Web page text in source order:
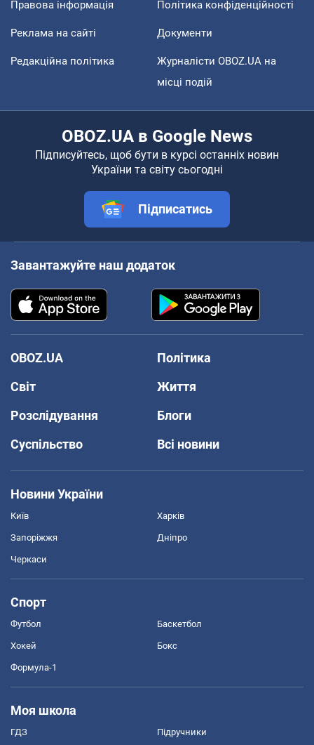
Правова інформація Політика конфіденційності
Реклама на сайті Документи
Редакційна політика
Журналісти OBOZ.UA на
місці подій
OBOZ.UA в Google News
Підписуйтесь, щоб бути в курсі останніх новин
України та світу сьогодні
Підписатись
Завантажуйте наш додаток
OBOZ.UA
Політика
Світ
Життя
Розслідування
Блоги
Суспільство
Всі новини
Новини України
Київ Харків
Запоріжжя Дніпро
Черкаси
Спорт
Футбол Баскетбол
Хокей Бокс
Формула-1
Моя школа
ГДЗ Підручники